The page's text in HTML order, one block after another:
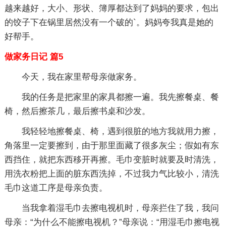
越来越好，大小、形状、簿厚都达到了妈妈的要求，包出
的饺子下在锅里居然没有一个破的`。妈妈夸我真是她的
好帮手。
做家务日记 篇5
今天，我在家里帮母亲做家务。
我的任务是把家里的家具都擦一遍。我先擦餐桌、餐
椅，然后擦茶几，最后擦书桌和沙发。
我轻轻地擦餐桌、椅，遇到很脏的地方我就用力擦，
角落里一定要擦到，由于那里面藏了很多灰尘；假如有东
西挡住，就把东西移开再擦。毛巾变脏时就要及时清洗，
用洗衣粉把上面的脏东西洗掉，不过我力气比较小，清洗
毛巾这道工序是母亲负责。
当我拿着湿毛巾去擦电视机时，母亲拦住了我，我问
母亲：“为什么不能擦电视机？”母亲说：“用湿毛巾擦电视